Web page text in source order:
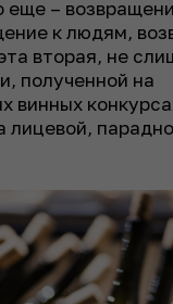
еще –
к людям,
вторая, не
полученной на
винных
лицевой,